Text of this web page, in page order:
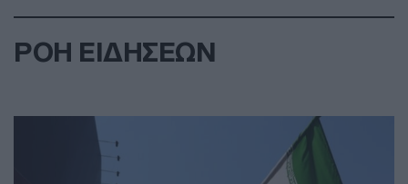
ΡΟΗ ΕΙΔΗΣΕΩΝ